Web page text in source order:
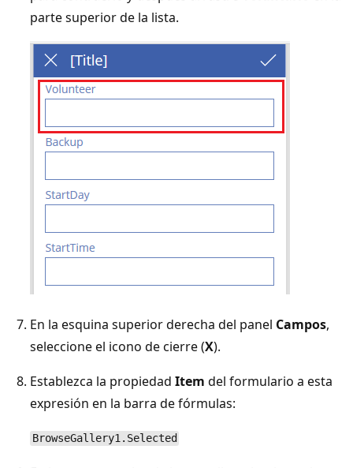
parte superior de la lista.
En la esquina superior derecha del panel Campos,
seleccione el icono de cierre (X).
Establezca la propiedad Item del formulario a esta
expresión en la barra de fórmulas:
BrowseGallery1.Selected